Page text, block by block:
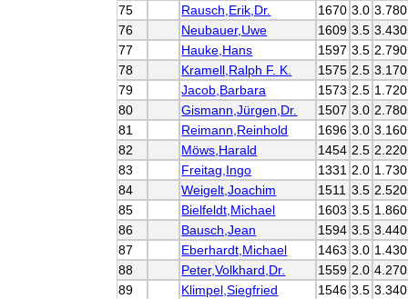
75 Rausch,Erik,Dr. 1670 3.0 3.780
76
Neubauer,Uwe 1609 3.5 3.430
77
Hauke,Hans 1597 3.5 2.790
78
Kramell,Ralph F. K. 1575 2.5 3.170
79
Jacob,Barbara 1573 2.5 1.720
80
Gismann,Jürgen,Dr. 1507 3.0 2.780
81
Reimann,Reinhold 1696 3.0 3.160
82
Möws,Harald 1454 2.5 2.220
83
Freitag,Ingo 1331 2.0 1.730
84
Weigelt,Joachim 1511 3.5 2.520
85
Bielfeldt,Michael 1603 3.5 1.860
86
Bausch,Jean 1594 3.5 3.440
87
Eberhardt,Michael 1463 3.0 1.430
88
Peter,Volkhard,Dr. 1559 2.0 4.270
89
Klimpel,Siegfried 1546 3.5 3.340